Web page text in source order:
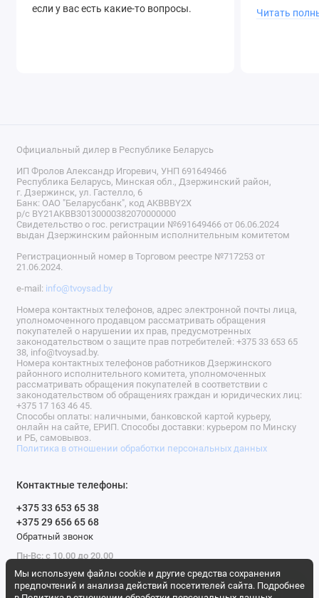
если у вас есть какие-то вопросы.
Читать
Мы используем файлы cookie и другие средства сохранения
предпочтений и анализа действий посетителей сайта. Подробнее
Официальный дилер в Республике Беларусь
ИП Фролов Александр Игоревич, УНП 691649466
Республика Беларусь, Минская обл., Дзержинский район,
г. Дзержинск, ул. Гастелло, 6
Банк: ОАО "Беларусбанк", код AKBBBY2X
р/с BY21AKBB30130000382070000000
Свидетельство о гос. регистрации №691649466 от 06.06.2024
выдан Дзержинским районным исполнительным комитетом
Регистрационный номер в Торговом реестре №717253 от
21.06.2024.
e-mail: info@tvoysad.by
Номера контактных телефонов, адрес электронной почты лица,
уполномоченного продавцом рассматривать обращения
покупателей о нарушении их прав, предусмотренных
законодательством о защите прав потребителей: +375 33 653 65
38, info@tvoysad.by.
Номера контактных телефонов работников Дзержинского
районного исполнительного комитета, уполномоченных
рассматривать обращения покупателей в соответствии с
законодательством об обращениях граждан и юридических лиц:
+375 17 163 46 45.
Способы оплаты: наличными, банковской картой курьеру,
онлайн на сайте, ЕРИП. Способы доставки: курьером по Минску
и РБ, самовывоз.
Политика в отношении обработки персональных данных
Контактные телефоны:
+375 33 653 65 38
+375 29 656 65 68
Обратный звонок
Пн-Вс: с 10.00 до 20.00
Мы в сети